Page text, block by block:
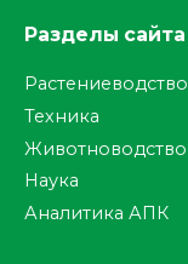
Разделы сайта
Растениеводство
Техника
Животноводство
Наука
Аналитика АПК